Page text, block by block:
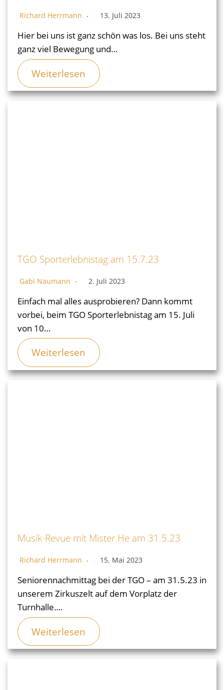
Richard Herrmann 13. Juli 2023
Hier bei uns ist ganz schön was los. Bei uns steht
ganz viel Bewegung und…
Weiterlesen
TGO Sporterlebnistag am 15.7.23
Gabi Naumann 2. Juli 2023
Einfach mal alles ausprobieren? Dann kommt
vorbei, beim TGO Sporterlebnistag am 15. Juli
von 10…
Weiterlesen
Musik-Revue mit Mister He am 31.5.23
Richard Herrmann 15. Mai 2023
Seniorennachmittag bei der TGO – am 31.5.23 in
unserem Zirkuszelt auf dem Vorplatz der
Turnhalle….
Weiterlesen